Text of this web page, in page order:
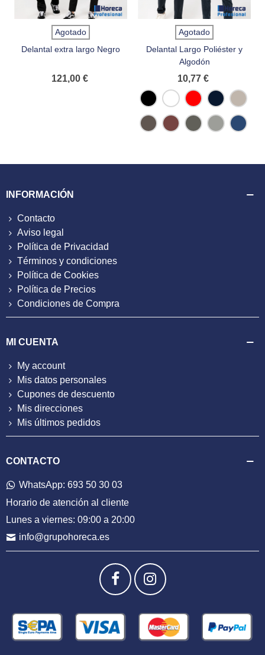
Agotado
Delantal extra largo Negro
121,00 €
Agotado
Delantal Largo Poliéster y
Algodón
10,77 €
Negro BlancoRojo Navy Beige
Chocolate
Wine Gris
Oscuro
Gris
Claro
Denim
INFORMACIÓN
Contacto
Aviso legal
Política de Privacidad
Términos y condiciones
Política de Cookies
Política de Precios
Condiciones de Compra
MI CUENTA
My account
Mis datos personales
Cupones de descuento
Mis direcciones
Mis últimos pedidos
CONTACTO
WhatsApp: 693 50 30 03
Horario de atención al cliente
Lunes a viernes: 09:00 a 20:00
info@grupohoreca.es